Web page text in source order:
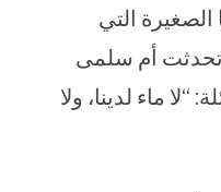
الصغيرة التي
تحدثت أم سلمى
“لا ماء لدينا، ولا